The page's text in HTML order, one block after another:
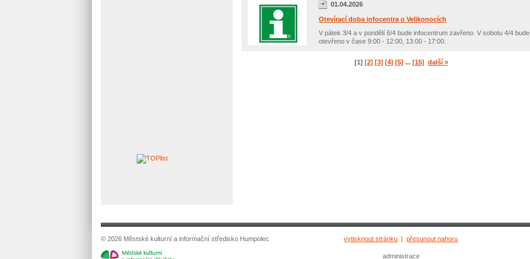
01.04.2026
Otevírací doba infocentra o Velikonocích
V pátek 3/4 a v pondělí 6/4 bude infocentrum zavřeno. V sobotu 4/4 bude
otevřeno v čase 9:00 - 12:00, 13:00 - 17:00.
[1] [2] [3] [4] [5] ... [15] další »
© 2026 Městské kulturní a informační středisko Humpolec vytisknout stránku |přesunout nahoru
administrace